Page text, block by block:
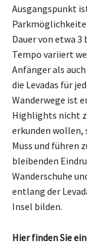
Ausgangspunkt
Dauer von etwa 3
Tempo variiert
Anfänger als
die Levadas für
Wanderwege ist
Highlights nicht
erkunden wollen,
Muss und führen
bleibenden
Wanderschuhe
entlang der
Insel bilden.
Hier finden Sie